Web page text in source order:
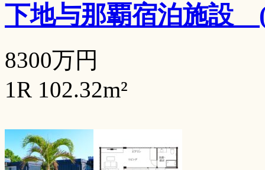
下地与那覇宿泊施設
8300万円
1R 102.32m²